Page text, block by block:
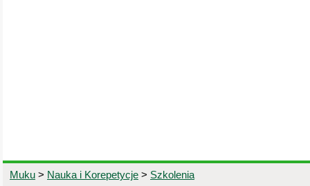
Muku > Nauka i Korepetycje > Szkolenia